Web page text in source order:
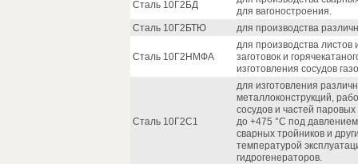
Сталь 10Г2БД
для вагоностроения.
Сталь 10Г2БТЮ
для производства
Сталь 10Г2НМФА
для производства листов
заготовок и
изготовления сосудов
Сталь 10Г2С1
для изготовления
металлоконструкций,
сосудов и частей
до +475 °С под
сварных тройников и
температурой
гидрогенераторов.